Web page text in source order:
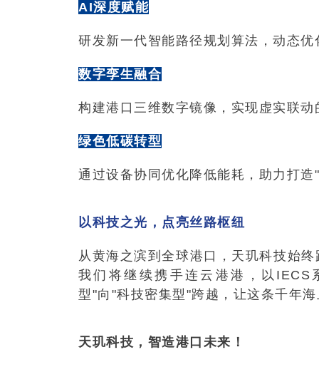
AI深度赋能
研发新一代智能路径规划算法，动态
数字孪生融合
构建港口三维数字镜像，实现虚实联动
绿色低碳转型
通过设备协同优化降低能耗，助力打
以科技之光，点亮丝路枢纽
从黄海之滨到全球港口，天玑科技始
我们将继续携手连云港港，以
型"向"科技密集型"跨越，让这条千年
天玑科技，智造港口未来！